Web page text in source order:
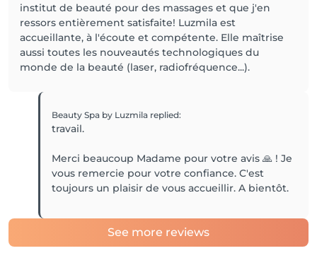
institut de beauté pour des massages et que j'en
ressors entièrement satisfaite! Luzmila est
accueillante, à l'écoute et compétente. Elle maîtrise
aussi toutes les nouveautés technologiques du
monde de la beauté (laser, radiofréquence...).
Beauty Spa by Luzmila replied:
travail.
Merci beaucoup Madame pour votre avis 🙏 ! Je
vous remercie pour votre confiance. C'est
toujours un plaisir de vous accueillir. A bientôt.
See more reviews